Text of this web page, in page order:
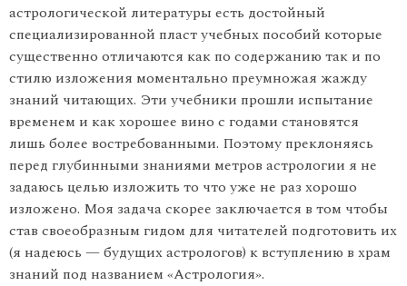
астрологической литературы есть достойный
специализированной пласт учебных пособий которые
существенно отличаются как по содержанию так и по
стилю изложения моментально преумножая жажду
знаний читающих. Эти учебники прошли испытание
временем и как хорошее вино с годами становятся
лишь более востребованными. Поэтому преклоняясь
перед глубинными знаниями метров астрологии я не
задаюсь целью изложить то что уже не раз хорошо
изложено. Моя задача скорее заключается в том чтобы
став своеобразным гидом для читателей подготовить их
(я надеюсь — будущих астрологов) к вступлению в храм
знаний под названием «Астрология».